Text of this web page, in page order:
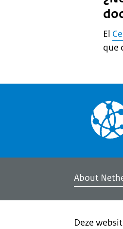
El
que
About
Deze